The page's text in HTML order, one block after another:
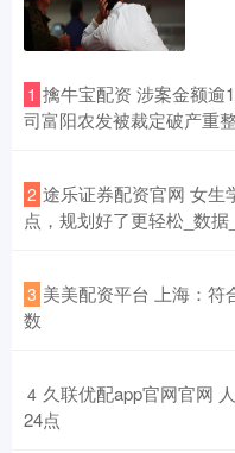
1 擒牛宝配资 涉案金额逾
司富阳农发被裁定破产重
2 途乐证券配资官网 女生
点，规划好了更轻松_数据
3 美美配资平台 上海：符
数
4 久联优配app官网官网
24点